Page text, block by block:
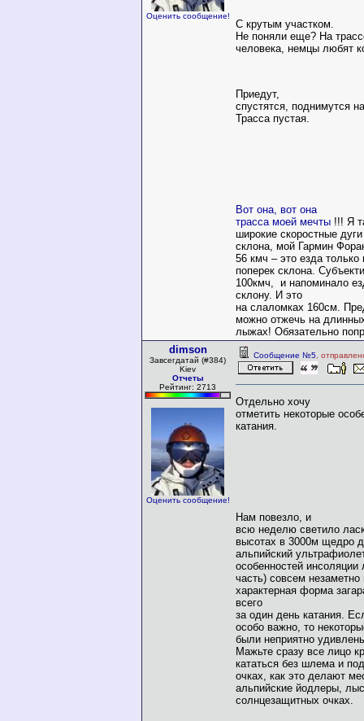
Оценить сообщение!
С крутым участком.
Не поняли еще? На
человека, немцы любят
Приедут,
спустятся, поднимутся
Трасса пустая.
Вот она, вот она
трасса моей мечты !!! Я
широкие скоростные
склона, мой Гармин
56 кмч – это езда только
поперек склона.
100кмч,
и напоминало
склону. И это
на слаломках 160см.
можно отжечь на
лыжах! Обязательно
dimson
Завсегдатай (#384)
Kiev
Отчеты
Рейтинг: 2713
Оценить сообщение!
Сообщение №5 ,
Отдельно хочу
отметить некоторые
катания.
Нам повезло, и
всю неделю светило
высотах в 3000м щедро
альпийский
особенностей инсоляции
часть) совсем незаметно
характерная форма
всего
за один день катания.
особо важно, то
были неприятно
Мажьте сразу все лицо
кататься без шлема и
очках, как это делают
альпийские йодлеры,
солнцезащитных очках.